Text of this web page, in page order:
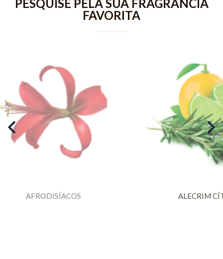
PESQUISE PELA SUA FRAGRÂNCIA
FAVORITA
ALECRIM CÍTRICO